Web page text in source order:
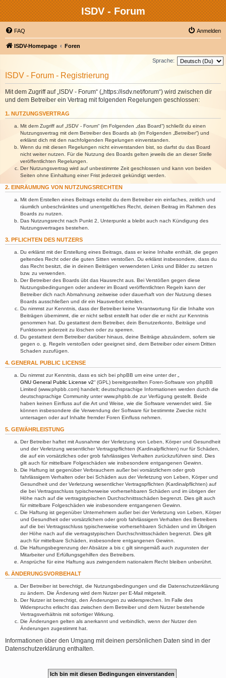
ISDV - Forum
FAQ Anmelden
ISDV-Homepage Foren
Sprache:
ISDV - Forum - Registrierung
Mit dem Zugriff auf „ISDV - Forum“ („https://isdv.net/forum“) wird zwischen dir
und dem Betreiber ein Vertrag mit folgenden Regelungen geschlossen:
1. NUTZUNGSVERTRAG
Mit dem Zugriff auf „ISDV - Forum“ (im Folgenden „das Board“) schließt du einen
Nutzungsvertrag mit dem Betreiber des Boards ab (im Folgenden „Betreiber“) und
erklärst dich mit den nachfolgenden Regelungen einverstanden.
Wenn du mit diesen Regelungen nicht einverstanden bist, so darfst du das Board
nicht weiter nutzen. Für die Nutzung des Boards gelten jeweils die an dieser Stelle
veröffentlichten Regelungen.
Der Nutzungsvertrag wird auf unbestimmte Zeit geschlossen und kann von beiden
Seiten ohne Einhaltung einer Frist jederzeit gekündigt werden.
2. EINRÄUMUNG VON NUTZUNGSRECHTEN
Mit dem Erstellen eines Beitrags erteilst du dem Betreiber ein einfaches, zeitlich und
räumlich unbeschränktes und unentgeltliches Recht, deinen Beitrag im Rahmen des
Boards zu nutzen.
Das Nutzungsrecht nach Punkt 2, Unterpunkt a bleibt auch nach Kündigung des
Nutzungsvertrages bestehen.
3. PFLICHTEN DES NUTZERS
Du erklärst mit der Erstellung eines Beitrags, dass er keine Inhalte enthält, die gegen
geltendes Recht oder die guten Sitten verstoßen. Du erklärst insbesondere, dass du
das Recht besitzt, die in deinen Beiträgen verwendeten Links und Bilder zu setzen
bzw. zu verwenden.
Der Betreiber des Boards übt das Hausrecht aus. Bei Verstößen gegen diese
Nutzungsbedingungen oder anderer im Board veröffentlichten Regeln kann der
Betreiber dich nach Abmahnung zeitweise oder dauerhaft von der Nutzung dieses
Boards ausschließen und dir ein Hausverbot erteilen.
Du nimmst zur Kenntnis, dass der Betreiber keine Verantwortung für die Inhalte von
Beiträgen übernimmt, die er nicht selbst erstellt hat oder die er nicht zur Kenntnis
genommen hat. Du gestattest dem Betreiber, dein Benutzerkonto, Beiträge und
Funktionen jederzeit zu löschen oder zu sperren.
Du gestattest dem Betreiber darüber hinaus, deine Beiträge abzuändern, sofern sie
gegen o. g. Regeln verstoßen oder geeignet sind, dem Betreiber oder einem Dritten
Schaden zuzufügen.
4. GENERAL PUBLIC LICENSE
Du nimmst zur Kenntnis, dass es sich bei phpBB um eine unter der „
GNU General Public License v2“ (GPL) bereitgestellten Foren-Software von phpBB
Limited (www.phpbb.com) handelt; deutschsprachige Informationen werden durch die
deutschsprachige Community unter www.phpbb.de zur Verfügung gestellt. Beide
haben keinen Einfluss auf die Art und Weise, wie die Software verwendet wird. Sie
können insbesondere die Verwendung der Software für bestimmte Zwecke nicht
untersagen oder auf Inhalte fremder Foren Einfluss nehmen.
5. GEWÄHRLEISTUNG
Der Betreiber haftet mit Ausnahme der Verletzung von Leben, Körper und Gesundheit
und der Verletzung wesentlicher Vertragspflichten (Kardinalpflichten) nur für Schäden,
die auf ein vorsätzliches oder grob fahrlässiges Verhalten zurückzuführen sind. Dies
gilt auch für mittelbare Folgeschäden wie insbesondere entgangenen Gewinn.
Die Haftung ist gegenüber Verbrauchern außer bei vorsätzlichem oder grob
fahrlässigem Verhalten oder bei Schäden aus der Verletzung von Leben, Körper und
Gesundheit und der Verletzung wesentlicher Vertragspflichten (Kardinalpflichten) auf
die bei Vertragsschluss typischerweise vorhersehbaren Schäden und im übrigen der
Höhe nach auf die vertragstypischen Durchschnittsschäden begrenzt. Dies gilt auch
für mittelbare Folgeschäden wie insbesondere entgangenen Gewinn.
Die Haftung ist gegenüber Unternehmern außer bei der Verletzung von Leben, Körper
und Gesundheit oder vorsätzlichem oder grob fahrlässigem Verhalten des Betreibers
auf die bei Vertragsschluss typischerweise vorhersehbaren Schäden und im Übrigen
der Höhe nach auf die vertragstypischen Durchschnittsschäden begrenzt. Dies gilt
auch für mittelbare Schäden, insbesondere entgangenen Gewinn.
Die Haftungsbegrenzung der Absätze a bis c gilt sinngemäß auch zugunsten der
Mitarbeiter und Erfüllungsgehilfen des Betreibers.
Ansprüche für eine Haftung aus zwingendem nationalem Recht bleiben unberührt.
6. ÄNDERUNGSVORBEHALT
Der Betreiber ist berechtigt, die Nutzungsbedingungen und die Datenschutzerklärung
zu ändern. Die Änderung wird dem Nutzer per E-Mail mitgeteilt.
Der Nutzer ist berechtigt, den Änderungen zu widersprechen. Im Falle des
Widerspruchs erlischt das zwischen dem Betreiber und dem Nutzer bestehende
Vertragsverhältnis mit sofortiger Wirkung.
Die Änderungen gelten als anerkannt und verbindlich, wenn der Nutzer den
Änderungen zugestimmt hat.
Informationen über den Umgang mit deinen persönlichen Daten sind in der
Datenschutzerklärung enthalten.